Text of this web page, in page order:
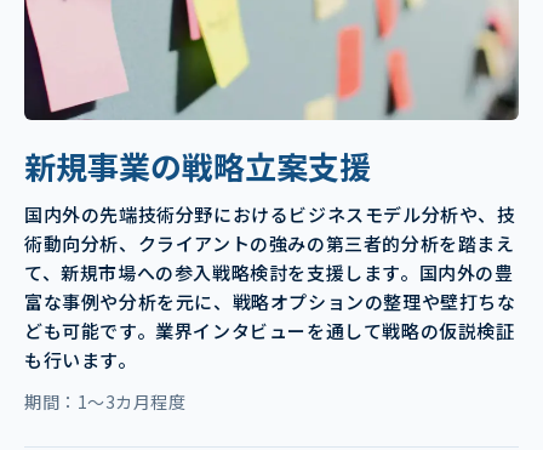
新規事業の戦略立案支援
国内外の先端技術分野におけるビジネスモデル分析や、技
術動向分析、クライアントの強みの第三者的分析を踏まえ
て、新規市場への参入戦略検討を支援します。国内外の豊
富な事例や分析を元に、戦略オプションの整理や壁打ちな
ども可能です。業界インタビューを通して戦略の仮説検証
も行います。
期間：1～3カ月程度